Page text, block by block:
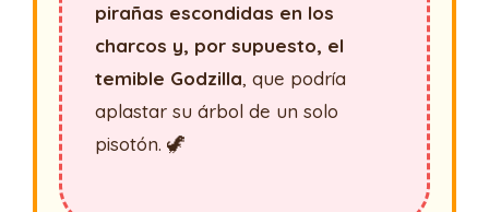
pirañas escondidas en los
charcos y, por supuesto, el
temible Godzilla, que podría
aplastar su árbol de un solo
pisotón. 🦖